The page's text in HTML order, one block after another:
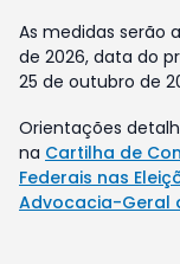
As medidas serão
de 2026, data do
25 de outubro de
Orientações
na Cartilha de
Federais nas
Advocacia-Geral